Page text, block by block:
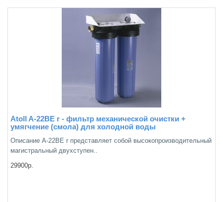
Atoll A-22BE r - фильтр механической очистки +
умягчение (смола) для холодной воды
Описание А-22ВЕ r представляет собой высокопроизводительный
магистральный двухступен..
29900р.